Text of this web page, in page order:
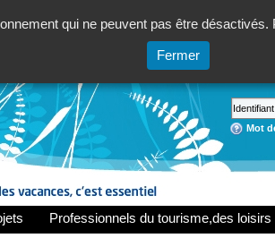
qui ne peuvent pas être
Fermer
Mot
Professionnels du tourisme,des